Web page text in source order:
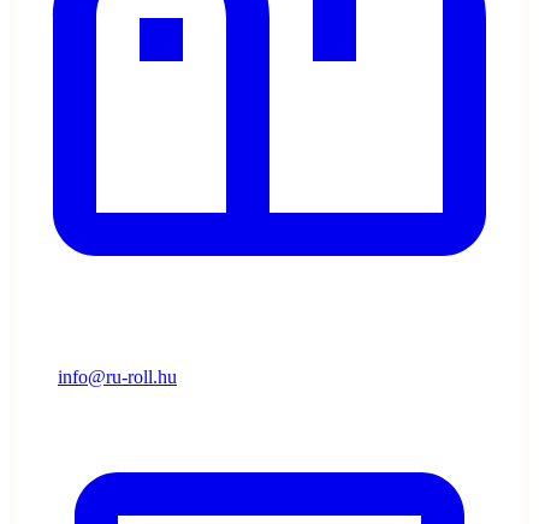
info@ru-roll.hu